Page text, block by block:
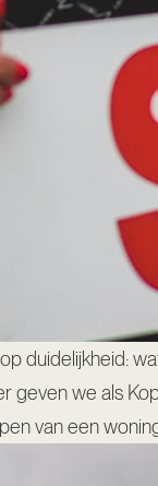
duidelijkheid:
geven we als
van een